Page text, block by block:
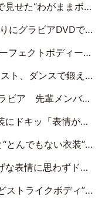
イイ」「全てがステキな女神さま」「魅力的です」
31歳の艶やかな表情がさえわたる
ーでグラビアDVDデビュー
げた健康的な美ボディー披露
思わず“ガン見”した新たな魅力
ゃんの眼差しにドキドキが止まらない」
ル」「くびれがステキ」「やみつきになるボディ」
テキなお写真」「透明感がスゴい」
モデル体形で挑む初の本格グラビア